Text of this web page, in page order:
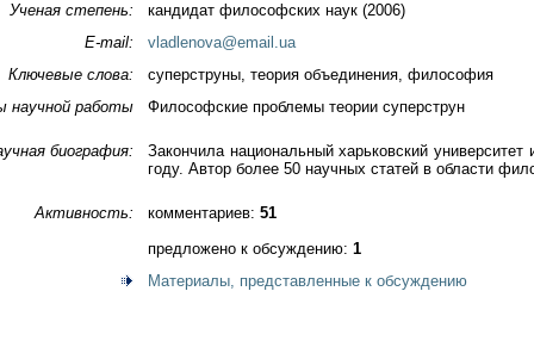
Ученая степень:
кандидат философских наук (2006)
E-mail:
vladlenova@email.ua
Ключевые слова:
суперструны, теория объединения, философия
научной работы
Философские проблемы теории суперструн
биография:
Закончила национальный харьковский
году. Автор более 50 научных статей в области
Активность: комментариев: 51
предложено к обсуждению: 1
Материалы, представленные к обсуждению